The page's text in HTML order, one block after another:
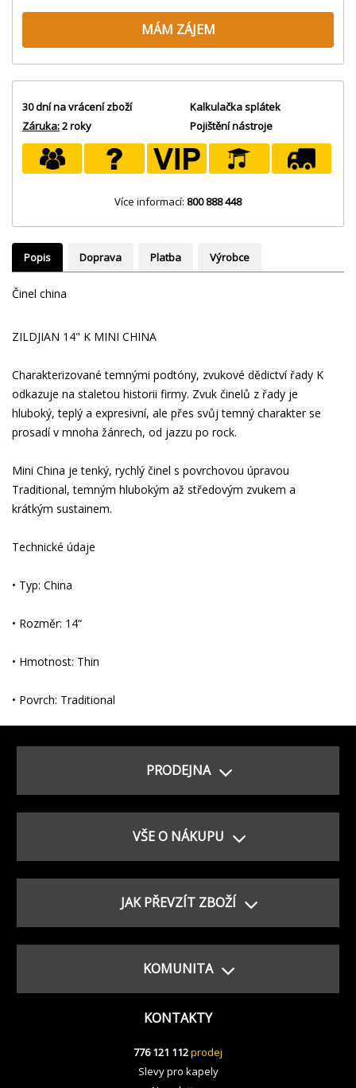
MÁM ZÁJEM
30 dní na vrácení zboží
Záruka:2 roky
Kalkulačka splátek
Pojištění nástroje
Více informací: 800 888 448
Popis Doprava Platba Výrobce
Činel china
ZILDJIAN 14" K MINI CHINA
Charakterizované temnými podtóny, zvukové dědictví řady K
odkazuje na staletou historii firmy. Zvuk činelů z řady je
hluboký, teplý a expresivní, ale přes svůj temný charakter se
prosadí v mnoha žánrech, od jazzu po rock.
Mini China je tenký, rychlý činel s povrchovou úpravou
Traditional, temným hlubokým až středovým zvukem a
krátkým sustainem.
Technické údaje
• Typ: China
• Rozměr: 14“
• Hmotnost: Thin
• Povrch: Traditional
PRODEJNA
VŠE O NÁKUPU
JAK PŘEVZÍT ZBOŽÍ
KOMUNITA
KONTAKTY
776 121 112prodej
Slevy pro kapely